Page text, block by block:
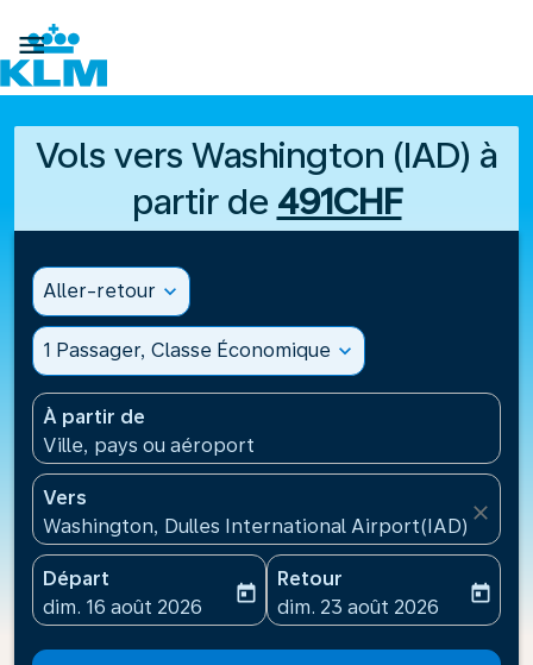

Vols vers Washington (IAD) à
partir de 491CHF
Aller-retour expand_more
1 Passager, Classe Économique expand_more
À partir de
Ville, pays ou aéroport
Vers
Washington, Dulles International Airport(IAD),
close
Départ
fc-booking-departure-date-aria-label
dim. 16 août 2026
today
Retour
fc-booking-return-date-
dim. 23 août 2026
today